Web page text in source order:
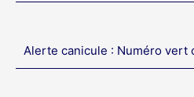
Alerte canicule : Numéro vert